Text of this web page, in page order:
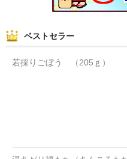
パイ
煎餅
ベストセラー
若採りごぼう （205ｇ）